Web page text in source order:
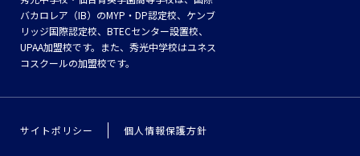
バカロレア（IB）のMYP・DP認定校、ケンブ
リッジ国際認定校、BTECセンター設置校、
UPAA加盟校です。また、秀光中学校はユネス
コスクールの加盟校です。
サイトポリシー 個人情報保護方針